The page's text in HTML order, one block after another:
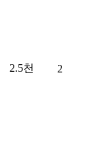
2.5천 2